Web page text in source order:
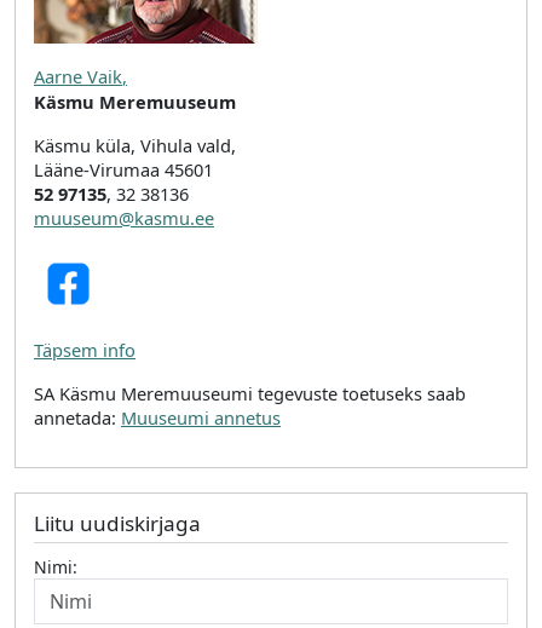
Aarne Vaik,
Käsmu Meremuuseum
Käsmu küla, Vihula vald,
Lääne-Virumaa 45601
52 97135, 32 38136
muuseum@kasmu.ee
Täpsem info
SA Käsmu Meremuuseumi tegevuste toetuseks saab
annetada: Muuseumi annetus
Liitu uudiskirjaga
Nimi: